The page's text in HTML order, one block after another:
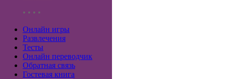
• • • •
Онлайн игры
Развлечения
Тесты
Онлайн переводчик
Обратная связь
Гостевая книга